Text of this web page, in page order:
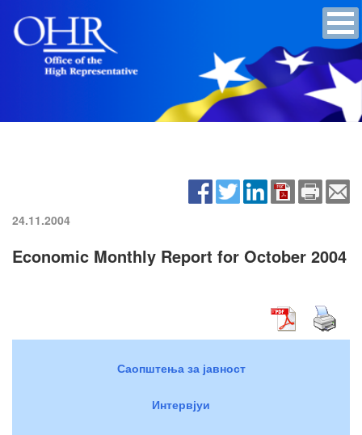
24.11.2004
Economic Monthly Report for October 2004
Саопштења за јавност
Интервјуи